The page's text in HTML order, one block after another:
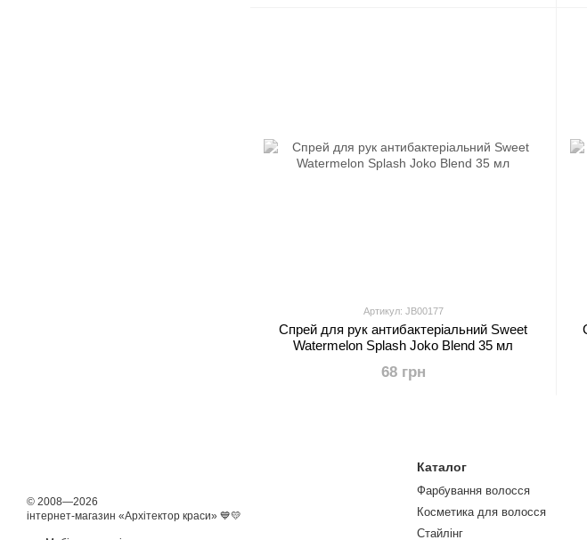
Артикул: JB00177
Спрей для рук антибактеріальний Sweet
Watermelon Splash Joko Blend 35 мл
68 грн
© 2008—2026
інтернет-магазин «Архітектор краси» 💙💛
Каталог
Фарбування волосся
Косметика для волосся
Стайлінг